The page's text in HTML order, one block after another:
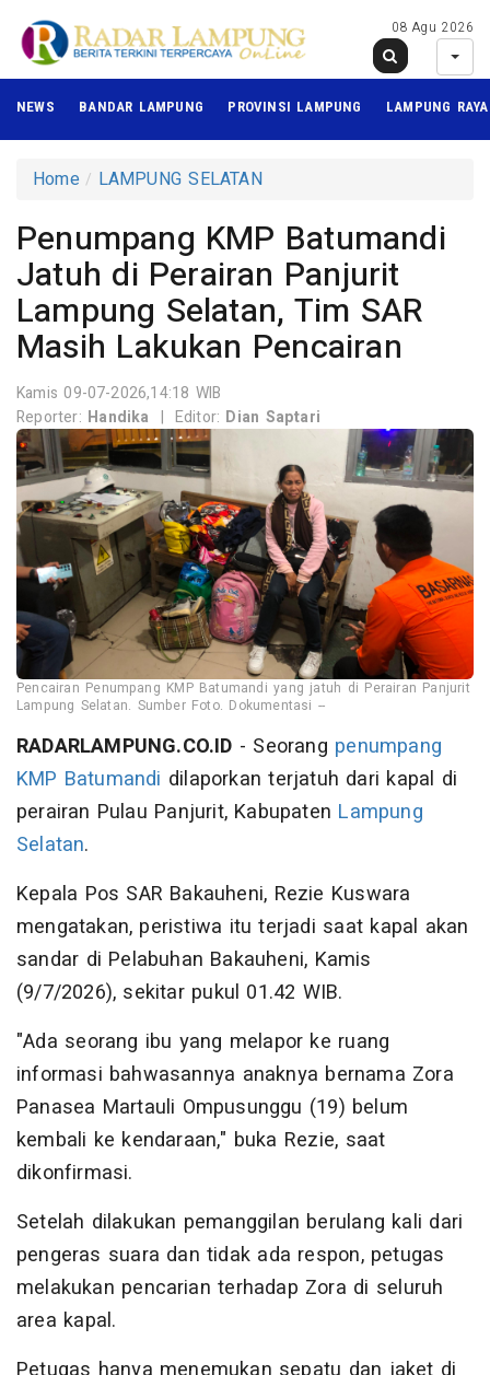
08 Agu 2026
NEWS BANDAR LAMPUNG PROVINSI LAMPUNG LAMPUNG RAYA
Home LAMPUNG SELATAN
Penumpang KMP Batumandi
Jatuh di Perairan Panjurit
Lampung Selatan, Tim SAR
Masih Lakukan Pencairan
Kamis 09-07-2026,14:18 WIB
Reporter: Handika | Editor: Dian Saptari
Pencairan Penumpang KMP Batumandi yang jatuh di Perairan Panjurit
Lampung Selatan. Sumber Foto. Dokumentasi --
RADARLAMPUNG.CO.ID - Seorang penumpang
KMP Batumandi dilaporkan terjatuh dari kapal di
perairan Pulau Panjurit, Kabupaten Lampung
Selatan.
Kepala Pos SAR Bakauheni, Rezie Kuswara
mengatakan, peristiwa itu terjadi saat kapal akan
sandar di Pelabuhan Bakauheni, Kamis
(9/7/2026), sekitar pukul 01.42 WIB.
"Ada seorang ibu yang melapor ke ruang
informasi bahwasannya anaknya bernama Zora
Panasea Martauli Ompusunggu (19) belum
kembali ke kendaraan," buka Rezie, saat
dikonfirmasi.
Setelah dilakukan pemanggilan berulang kali dari
pengeras suara dan tidak ada respon, petugas
melakukan pencarian terhadap Zora di seluruh
area kapal.